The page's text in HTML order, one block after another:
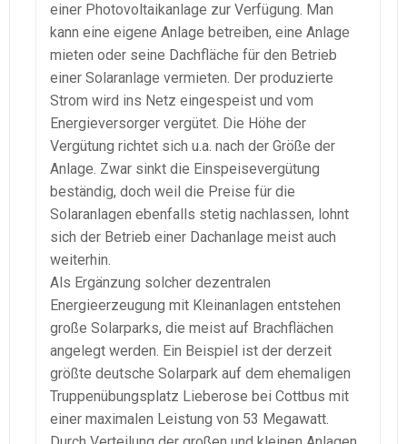
einer Photovoltaikanlage zur Verfügung. Man
kann eine eigene Anlage betreiben, eine Anlage
mieten oder seine Dachfläche für den Betrieb
einer Solaranlage vermieten. Der produzierte
Strom wird ins Netz eingespeist und vom
Energieversorger vergütet. Die Höhe der
Vergütung richtet sich u.a. nach der Größe der
Anlage. Zwar sinkt die Einspeisevergütung
beständig, doch weil die Preise für die
Solaranlagen ebenfalls stetig nachlassen, lohnt
sich der Betrieb einer Dachanlage meist auch
weiterhin.
Als Ergänzung solcher dezentralen
Energieerzeugung mit Kleinanlagen entstehen
große Solarparks, die meist auf Brachflächen
angelegt werden. Ein Beispiel ist der derzeit
größte deutsche Solarpark auf dem ehemaligen
Truppenübungsplatz Lieberose bei Cottbus mit
einer maximalen Leistung von 53 Megawatt.